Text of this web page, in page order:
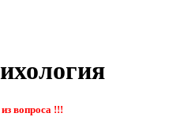
вопроса !!!